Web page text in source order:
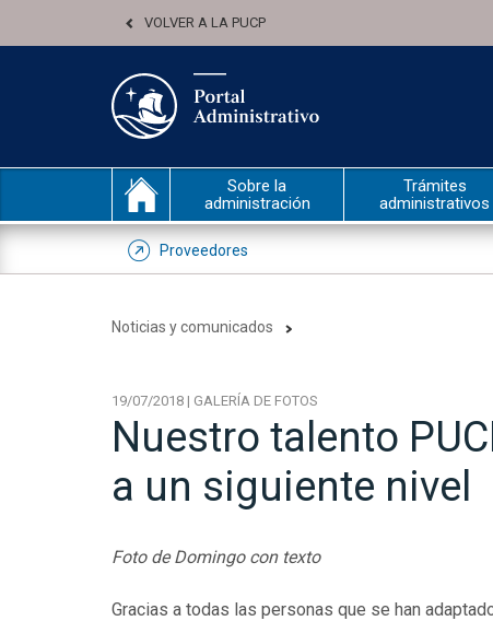
VOLVER A LA PUCP
Sobre la
administración
Trámites
administrativos
Proveedores
Noticias y comunicados
19/07/2018 | GALERÍA DE FOTOS
Nuestro talento
a un siguiente nivel
Foto de Domingo con texto
Gracias a todas las personas que se han